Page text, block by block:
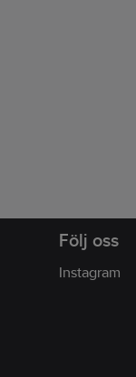
Följ oss
Instagram